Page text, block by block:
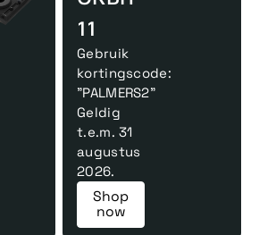
11
Gebruik
kortingscode:
"PALMERS2"
Geldig
t.e.m. 31
augustus
2026.
Shop
now